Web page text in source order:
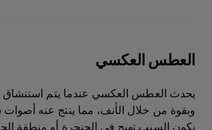
العطس العكسي
يحدث العطس العكسي عندما يتم استنشاق
وبقوة من خلال الأنف، مما ينتج عنه أصوات
يكون السبب تهيج في الحنجرة أو منطقة